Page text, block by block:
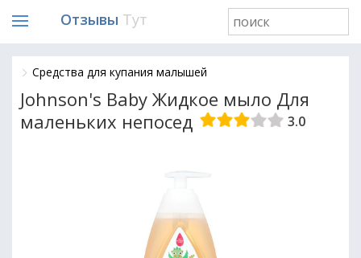
Отзывы Тут
Средства для купания малышей
Johnson's Baby Жидкое мыло Для
маленьких непосед
3.0